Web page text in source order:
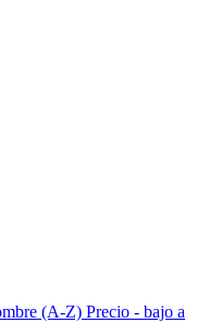
(A-Z) Precio - bajo a